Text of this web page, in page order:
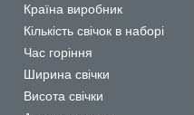
Країна виробник
Кількість свічок в наборі
Час горіння
Ширина свічки
Висота свічки